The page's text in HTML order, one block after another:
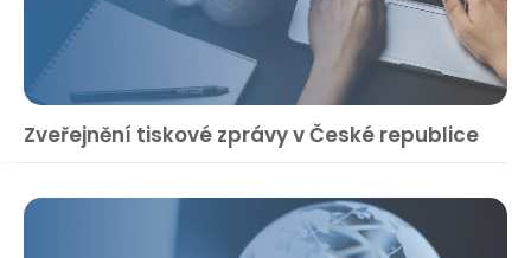
Zveřejnění tiskové zprávy v České republice